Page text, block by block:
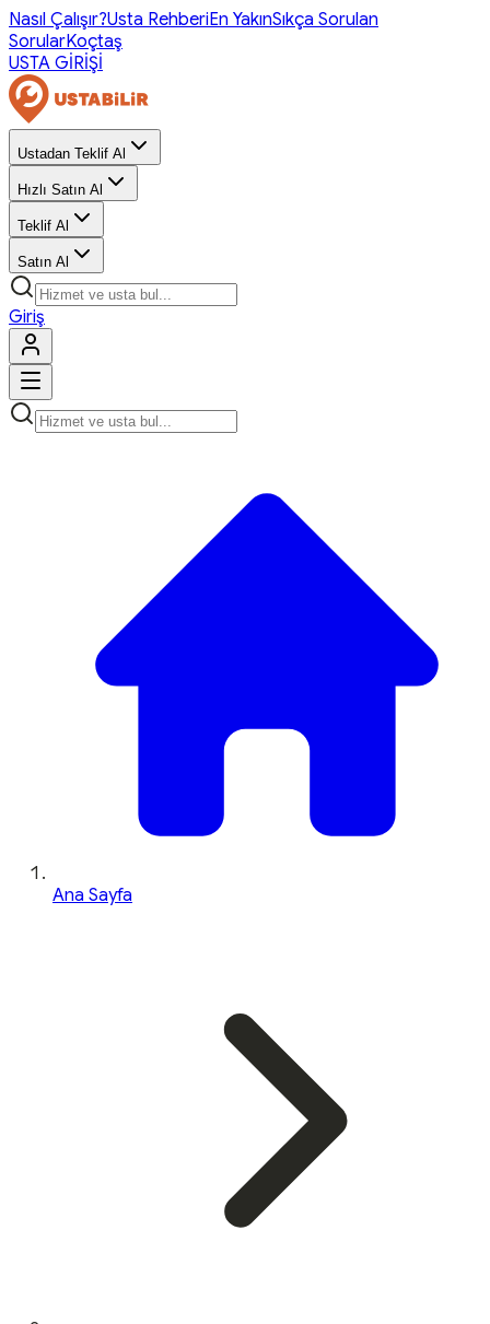
Nasıl Çalışır?Usta RehberiEn YakınSıkça Sorulan
SorularKoçtaş
USTA GİRİŞİ
Ustadan Teklif Al
Hızlı Satın Al
Teklif Al
Satın Al
Giriş
Ana Sayfa